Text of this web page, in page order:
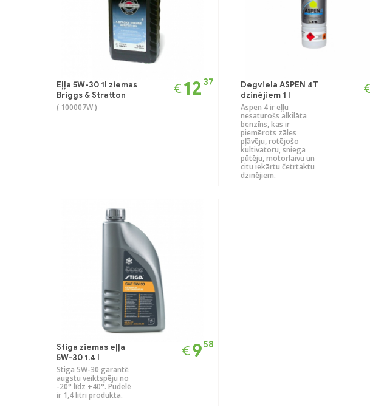
Eļļa 5W-30 1l ziemas
Briggs & Stratton
( 100007W )
€12 37
Degviela ASPEN 4T
dzinējiem 1 l
Aspen 4 ir eļļu
nesaturošs alkilāta
benzīns, kas ir
piemērots zāles
pļāvēju, rotējošo
kultivatoru, sniega
pūtēju, motorlaivu un
citu iekārtu četrtaktu
dzinējiem.
Stiga ziemas eļļa
5W-30 1.4 l
Stiga 5W-30 garantē
augstu veiktspēju no
-20° līdz +40°. Pudelē
ir 1,4 litri produkta.
€958